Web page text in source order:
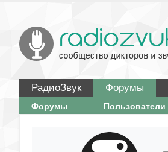
РадиоЗвук Форумы
Форумы Пользователи